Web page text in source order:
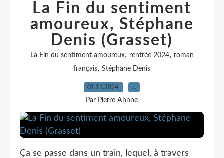
La Fin du sentiment
amoureux, Stéphane
Denis (Grasset)
La Fin du sentiment amoureux, rentrée 2024, roman
français, Stéphane Denis
01.11.2024 …
Par Pierre Ahnne
Ça se passe dans un train, lequel, à travers